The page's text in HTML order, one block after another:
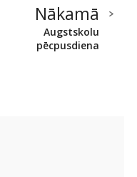
Nākamā
Augstskolu
pēcpusdiena